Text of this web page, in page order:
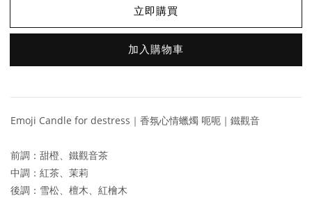
立即購買
加入購物車
Emoji Candle for destress｜香氛心情蠟燭 呃呃｜鐵觀音
前調：甜橙、鐵觀音茶
中調：紅茶、茉莉
後調：雪松、檀木、紅檜木